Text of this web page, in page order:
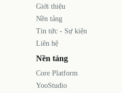
Giới thiệu
Nền tảng
Tin tức - Sự kiện
Liên hệ
Nền tảng
Core Platform
YooStudio